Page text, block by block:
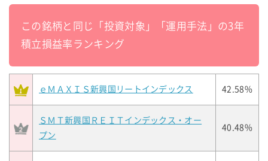
この銘柄と同じ「投資対象」「運用手法」の3年
積立損益率ランキング
ｅＭＡＸＩＳ新興国リートインデックス 42.58%
ＳＭＴ新興国ＲＥＩＴインデックス・オー
プン
40.48%